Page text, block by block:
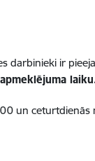
darbinieki ir
un